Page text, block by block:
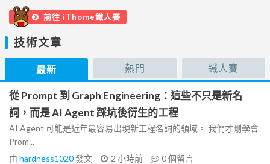
前往 iThome鐵人賽
技術文章
最新 熱門 鐵人賽
從 Prompt 到 Graph Engineering：這些不只是新名
詞，而是 AI Agent 踩坑後衍生的工程
AI Agent 可能是近年最容易出現新工程名詞的領域。 我們才剛學會
Prom...
由 hardness1020發文 2 小時前 0個留言